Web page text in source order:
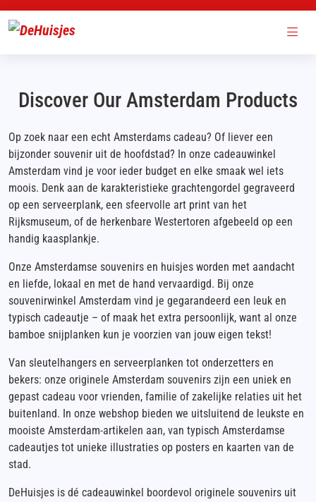
Discover Our Amsterdam Products
Op zoek naar een echt Amsterdams cadeau? Of liever een
bijzonder souvenir uit de hoofdstad? In onze cadeauwinkel
Amsterdam vind je voor ieder budget en elke smaak wel iets
moois. Denk aan de karakteristieke grachtengordel gegraveerd
op een serveerplank, een sfeervolle art print van het
Rijksmuseum, of de herkenbare Westertoren afgebeeld op een
handig kaasplankje.
Onze Amsterdamse souvenirs en huisjes worden met aandacht
en liefde, lokaal en met de hand vervaardigd. Bij onze
souvenirwinkel Amsterdam vind je gegarandeerd een leuk en
typisch cadeautje – of maak het extra persoonlijk, want al onze
bamboe snijplanken kun je voorzien van jouw eigen tekst!
Van sleutelhangers en serveerplanken tot onderzetters en
bekers: onze originele Amsterdam souvenirs zijn een uniek en
gepast cadeau voor vrienden, familie of zakelijke relaties uit het
buitenland. In onze webshop bieden we uitsluitend de leukste en
mooiste Amsterdam-artikelen aan, van typisch Amsterdamse
cadeautjes tot unieke illustraties op posters en kaarten van de
stad.
DeHuisjes is dé cadeauwinkel boordevol originele souvenirs uit